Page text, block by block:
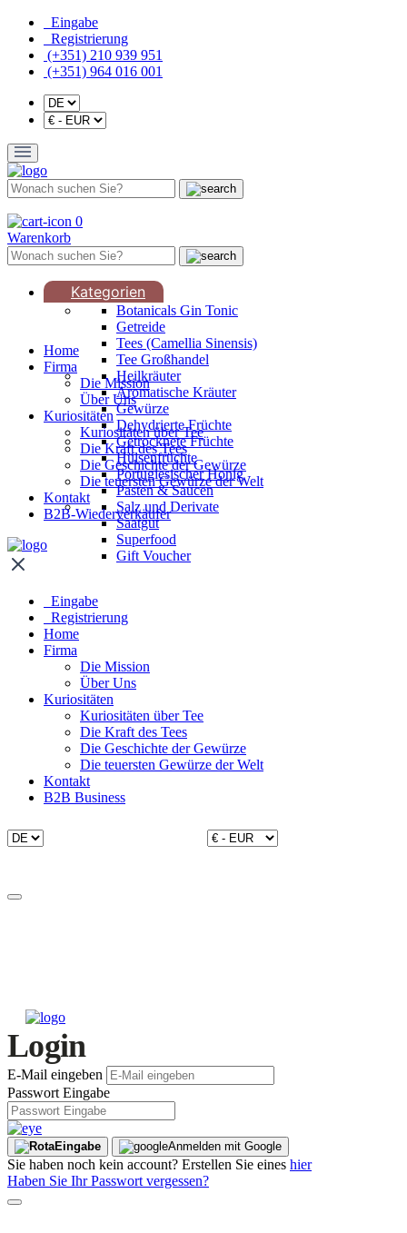
Eingabe
Registrierung
(+351) 210 939 951
(+351) 964 016 001
0
Warenkorb
Kategorien
Botanicals Gin Tonic
Getreide
Tees (Camellia Sinensis)
Tee Großhandel
Heilkräuter
Aromatische Kräuter
Gewürze
Dehydrierte Früchte
Getrocknete Früchte
Hülsenfrüchte
Portugiesischer Honig
Pasten & Saucen
Salz und Derivate
Saatgut
Superfood
Gift Voucher
Home
Firma
Die Mission
Über Uns
Kuriositäten
Kuriositäten über Tee
Die Kraft des Tees
Die Geschichte der Gewürze
Die teuersten Gewürze der Welt
Kontakt
B2B-Wiederverkäufer
Eingabe
Registrierung
Home
Firma
Die Mission
Über Uns
Kuriositäten
Kuriositäten über Tee
Die Kraft des Tees
Die Geschichte der Gewürze
Die teuersten Gewürze der Welt
Kontakt
B2B Business
Login
E-Mail eingeben
Passwort Eingabe
Eingabe Anmelden mit Google
Sie haben noch kein account? Erstellen Sie eines hier
Haben Sie Ihr Passwort vergessen?